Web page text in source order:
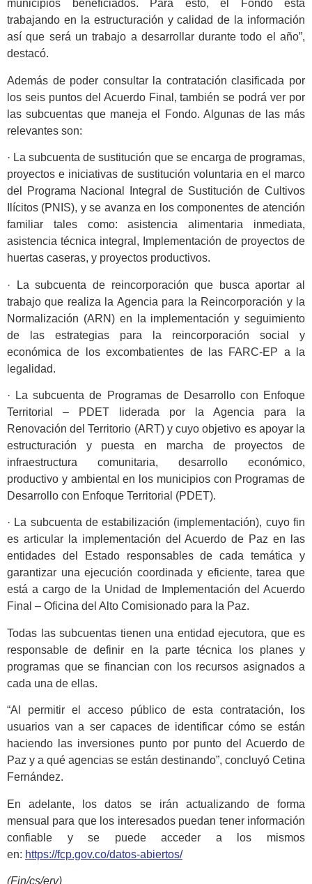
municipios beneficiados. Para esto, el Fondo está
trabajando en la estructuración y calidad de la información
así que será un trabajo a desarrollar durante todo el año”,
destacó.
Además de poder consultar la contratación clasificada por
los seis puntos del Acuerdo Final, también se podrá ver por
las subcuentas que maneja el Fondo. Algunas de las más
relevantes son:
· La subcuenta de sustitución que se encarga de programas,
proyectos e iniciativas de sustitución voluntaria en el marco
del Programa Nacional Integral de Sustitución de Cultivos
Ilícitos (PNIS), y se avanza en los componentes de atención
familiar tales como: asistencia alimentaria inmediata,
asistencia técnica integral, Implementación de proyectos de
huertas caseras, y proyectos productivos.
· La subcuenta de reincorporación que busca aportar al
trabajo que realiza la Agencia para la Reincorporación y la
Normalización (ARN) en la implementación y seguimiento
de las estrategias para la reincorporación social y
económica de los excombatientes de las FARC-EP a la
legalidad.
· La subcuenta de Programas de Desarrollo con Enfoque
Territorial – PDET liderada por la Agencia para la
Renovación del Territorio (ART) y cuyo objetivo es apoyar la
estructuración y puesta en marcha de proyectos de
infraestructura comunitaria, desarrollo económico,
productivo y ambiental en los municipios con Programas de
Desarrollo con Enfoque Territorial (PDET).
· La subcuenta de estabilización (implementación), cuyo fin
es articular la implementación del Acuerdo de Paz en las
entidades del Estado responsables de cada temática y
garantizar una ejecución coordinada y eficiente, tarea que
está a cargo de la Unidad de Implementación del Acuerdo
Final – Oficina del Alto Comisionado para la Paz.
Todas las subcuentas tienen una entidad ejecutora, que es
responsable de definir en la parte técnica los planes y
programas que se financian con los recursos asignados a
cada una de ellas.
“Al permitir el acceso público de esta contratación, los
usuarios van a ser capaces de identificar cómo se están
haciendo las inversiones punto por punto del Acuerdo de
Paz y a qué agencias se están destinando”, concluyó Cetina
Fernández.
En adelante, los datos se irán actualizando de forma
mensual para que los interesados puedan tener información
confiable y se puede acceder a los mismos
en: https://fcp.gov.co/datos-abiertos/
(Fin/cs/erv)